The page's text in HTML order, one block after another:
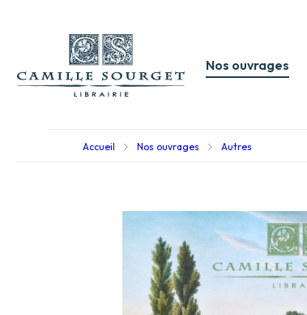
Nos ouvrages
Accueil Nos ouvrages Autres